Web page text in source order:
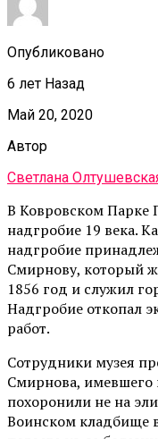
Опубликовано
6 лет Назад
Май 20, 2020
Автор
Светлана
В Ковровском Парке
надгробие 19 века.
надгробие
Смирнову, который
1856 год и служил
Надгробие откопал
работ.
Сотрудники музея
Смирнова, имевшего
похоронили не на
Воинском кладбище